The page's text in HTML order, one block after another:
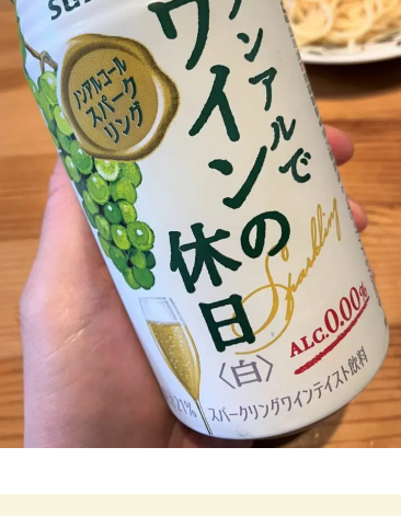
ザ・カクテルク
Slat(すらっと）
月庵
クリアクーラー
FRUITZER (フ
サッポロ
濃いめのレモ
三ツ星グレフ
99.99（フォー
レモン・ザ・リッ
男梅サワー
キレートレモン
愛のスコール
WATER